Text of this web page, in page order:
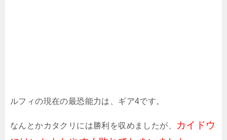
ルフィの現在の最恐能力は、ギア4です。
なんとかカタクリには勝利を収めましたが、
カイドウ